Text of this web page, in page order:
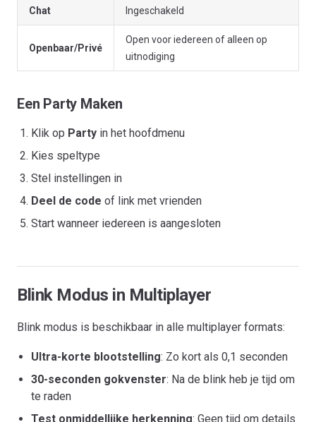
Chat Ingeschakeld
Openbaar/Privé
Open voor iedereen of alleen op
uitnodiging
Een Party Maken
Klik op Party in het hoofdmenu
Kies speltype
Stel instellingen in
Deel de code of link met vrienden
Start wanneer iedereen is aangesloten
Blink Modus in Multiplayer
Blink modus is beschikbaar in alle multiplayer formats:
Ultra-korte blootstelling: Zo kort als 0,1 seconden
30-seconden gokvenster: Na de blink heb je tijd om
te raden
Test onmiddellijke herkenning: Geen tijd om details